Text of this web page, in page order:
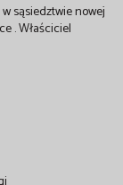
sąsiedztwie nowej
. Właściciel